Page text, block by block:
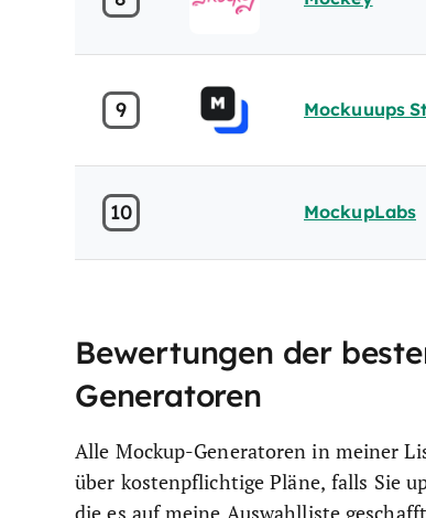
9 Mockuuups
10 MockupLabs
Bewertungen der
Generatoren
Alle Mockup-Generatoren in meiner
über kostenpflichtige Pläne, falls Sie
die es auf meine Auswahlliste